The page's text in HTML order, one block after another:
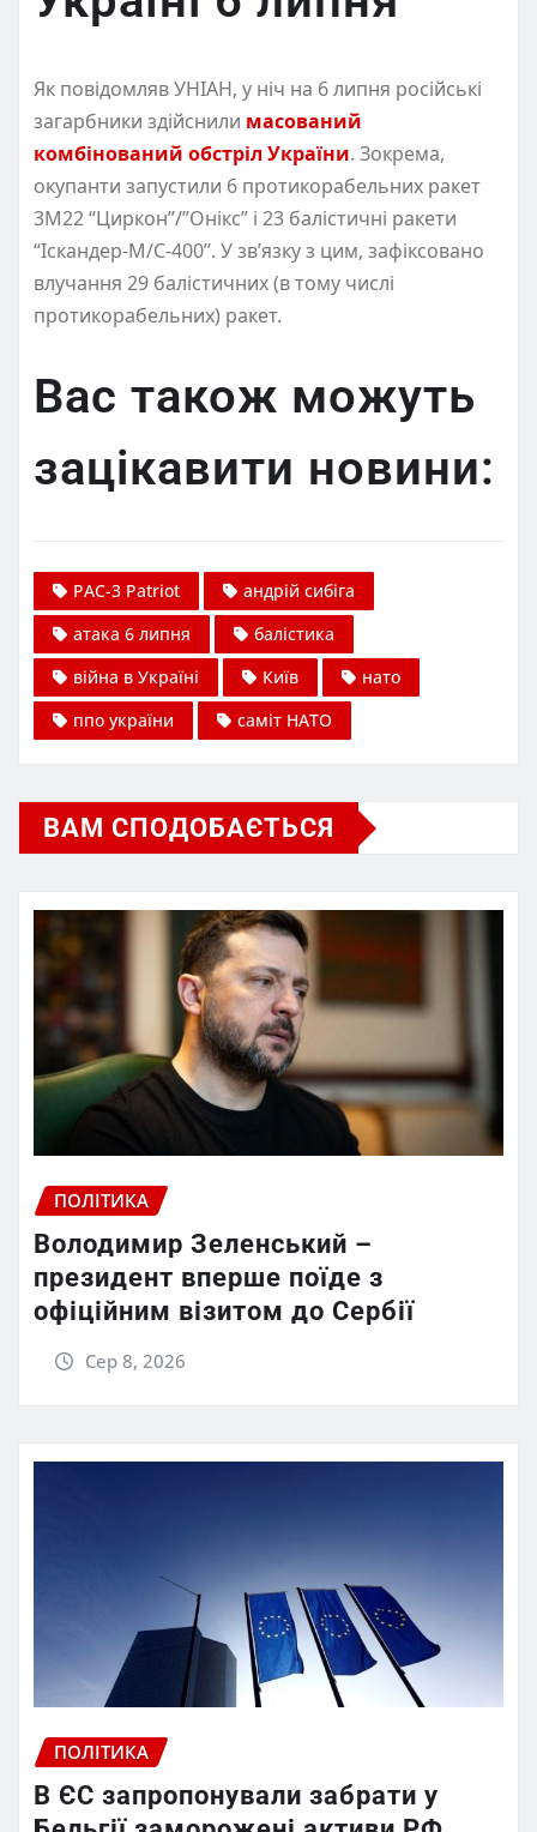
Як повідомляв УНІАН, у ніч на 6 липня російські
загарбники здійснили масований
комбінований обстріл України. Зокрема,
окупанти запустили 6 протикорабельних ракет
3М22 “Циркон”/”Онікс” і 23 балістичні ракети
“Іскандер-М/С-400”. У зв’язку з цим, зафіксовано
влучання 29 балістичних (в тому числі
протикорабельних) ракет.
Вас також можуть
зацікавити новини:
PAC-3 Patriot
андрій сибіга
атака 6 липня
балістика
війна в Україні
Київ
нато
ппо україни
саміт НАТО
ВАМ СПОДОБАЄТЬСЯ
ПОЛІТИКА
Володимир Зеленський –
президент вперше поїде з
офіційним візитом до Сербії
Сер 8, 2026
ПОЛІТИКА
В ЄС запропонували забрати у